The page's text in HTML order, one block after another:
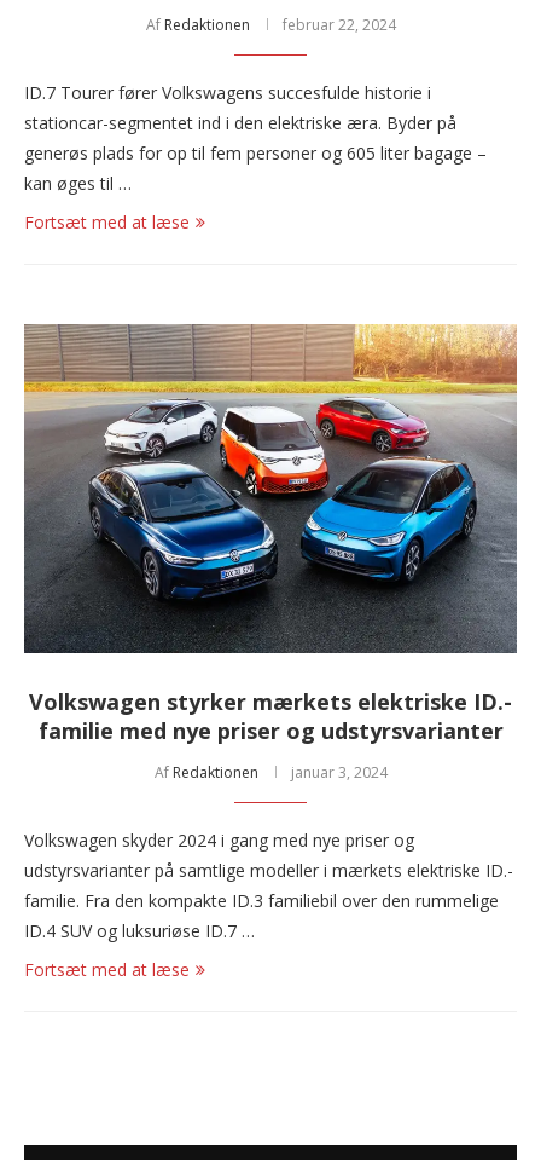
Af Redaktionen februar 22, 2024
ID.7 Tourer fører Volkswagens succesfulde historie i
stationcar-segmentet ind i den elektriske æra. Byder på
generøs plads for op til fem personer og 605 liter bagage –
kan øges til …
Fortsæt med at læse
Volkswagen styrker mærkets elektriske ID.-
familie med nye priser og udstyrsvarianter
Af Redaktionen januar 3, 2024
Volkswagen skyder 2024 i gang med nye priser og
udstyrsvarianter på samtlige modeller i mærkets elektriske ID.-
familie. Fra den kompakte ID.3 familiebil over den rummelige
ID.4 SUV og luksuriøse ID.7 …
Fortsæt med at læse